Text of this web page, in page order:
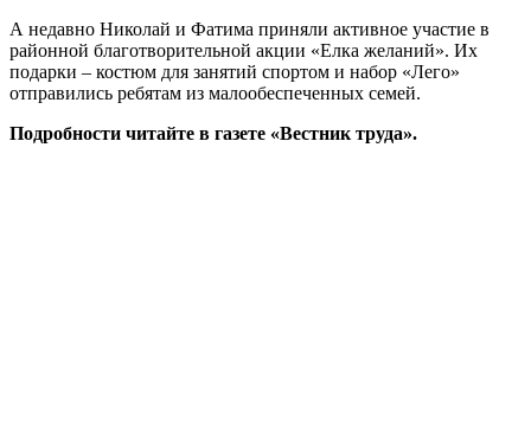
А недавно Николай и Фатима приняли активное участие в
районной благотворительной акции «Елка желаний». Их
подарки – костюм для занятий спортом и набор «Лего»
отправились ребятам из малообеспеченных семей.
Подробности читайте в газете «Вестник труда».